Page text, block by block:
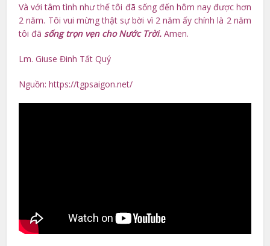
Và với tâm tình như thế tôi đã sống đến hôm nay được hơn
2 năm. Tôi vui mừng thật sự bời vì 2 năm ấy chính là 2 năm
tôi đãsống trọn vẹn cho Nước Trời. Amen.
Lm. Giuse Đinh Tất Quý
Nguồn: https://tgpsaigon.net/